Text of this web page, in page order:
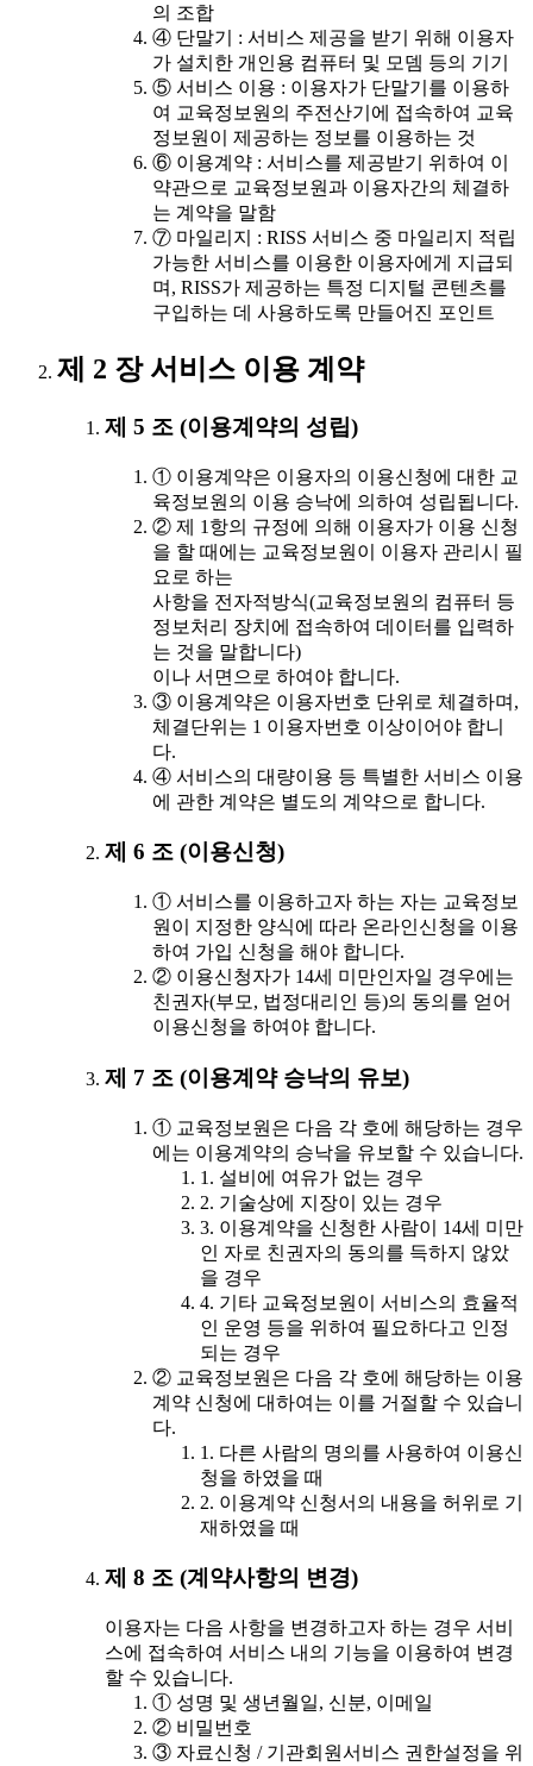
의 조합
④ 단말기 : 서비스 제공을 받기 위해 이용자
가 설치한 개인용 컴퓨터 및 모뎀 등의 기기
⑤ 서비스 이용 : 이용자가 단말기를 이용하
여 교육정보원의 주전산기에 접속하여 교육
정보원이 제공하는 정보를 이용하는 것
⑥ 이용계약 : 서비스를 제공받기 위하여 이
약관으로 교육정보원과 이용자간의 체결하
는 계약을 말함
⑦ 마일리지 : RISS 서비스 중 마일리지 적립
가능한 서비스를 이용한 이용자에게 지급되
며, RISS가 제공하는 특정 디지털 콘텐츠를
구입하는 데 사용하도록 만들어진 포인트
제 2 장 서비스 이용 계약
제 5 조 (이용계약의 성립)
① 이용계약은 이용자의 이용신청에 대한 교
육정보원의 이용 승낙에 의하여 성립됩니다.
② 제 1항의 규정에 의해 이용자가 이용 신청
을 할 때에는 교육정보원이 이용자 관리시 필
요로 하는
사항을 전자적방식(교육정보원의 컴퓨터 등
정보처리 장치에 접속하여 데이터를 입력하
는 것을 말합니다)
이나 서면으로 하여야 합니다.
③ 이용계약은 이용자번호 단위로 체결하며,
체결단위는 1 이용자번호 이상이어야 합니
다.
④ 서비스의 대량이용 등 특별한 서비스 이용
에 관한 계약은 별도의 계약으로 합니다.
제 6 조 (이용신청)
① 서비스를 이용하고자 하는 자는 교육정보
원이 지정한 양식에 따라 온라인신청을 이용
하여 가입 신청을 해야 합니다.
② 이용신청자가 14세 미만인자일 경우에는
친권자(부모, 법정대리인 등)의 동의를 얻어
이용신청을 하여야 합니다.
제 7 조 (이용계약 승낙의 유보)
① 교육정보원은 다음 각 호에 해당하는 경우
에는 이용계약의 승낙을 유보할 수 있습니다.
1. 설비에 여유가 없는 경우
2. 기술상에 지장이 있는 경우
3. 이용계약을 신청한 사람이 14세 미만
인 자로 친권자의 동의를 득하지 않았
을 경우
4. 기타 교육정보원이 서비스의 효율적
인 운영 등을 위하여 필요하다고 인정
되는 경우
② 교육정보원은 다음 각 호에 해당하는 이용
계약 신청에 대하여는 이를 거절할 수 있습니
다.
1. 다른 사람의 명의를 사용하여 이용신
청을 하였을 때
2. 이용계약 신청서의 내용을 허위로 기
재하였을 때
제 8 조 (계약사항의 변경)
이용자는 다음 사항을 변경하고자 하는 경우 서비
스에 접속하여 서비스 내의 기능을 이용하여 변경
할 수 있습니다.
① 성명 및 생년월일, 신분, 이메일
② 비밀번호
③ 자료신청 / 기관회원서비스 권한설정을 위